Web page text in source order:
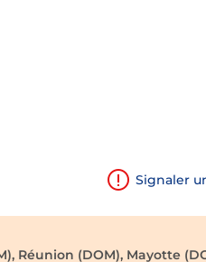
Signaler
Réunion (DOM), Mayotte